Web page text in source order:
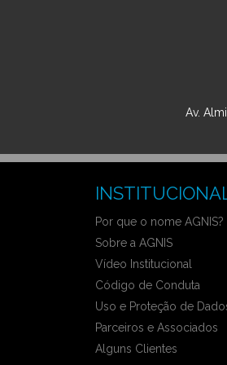
Av.
Por que o nome AGNIS?
Sobre a AGNIS
Vídeo Institucional
Código de Conduta
Uso e Proteção de
Parceiros e Associados
Alguns Clientes